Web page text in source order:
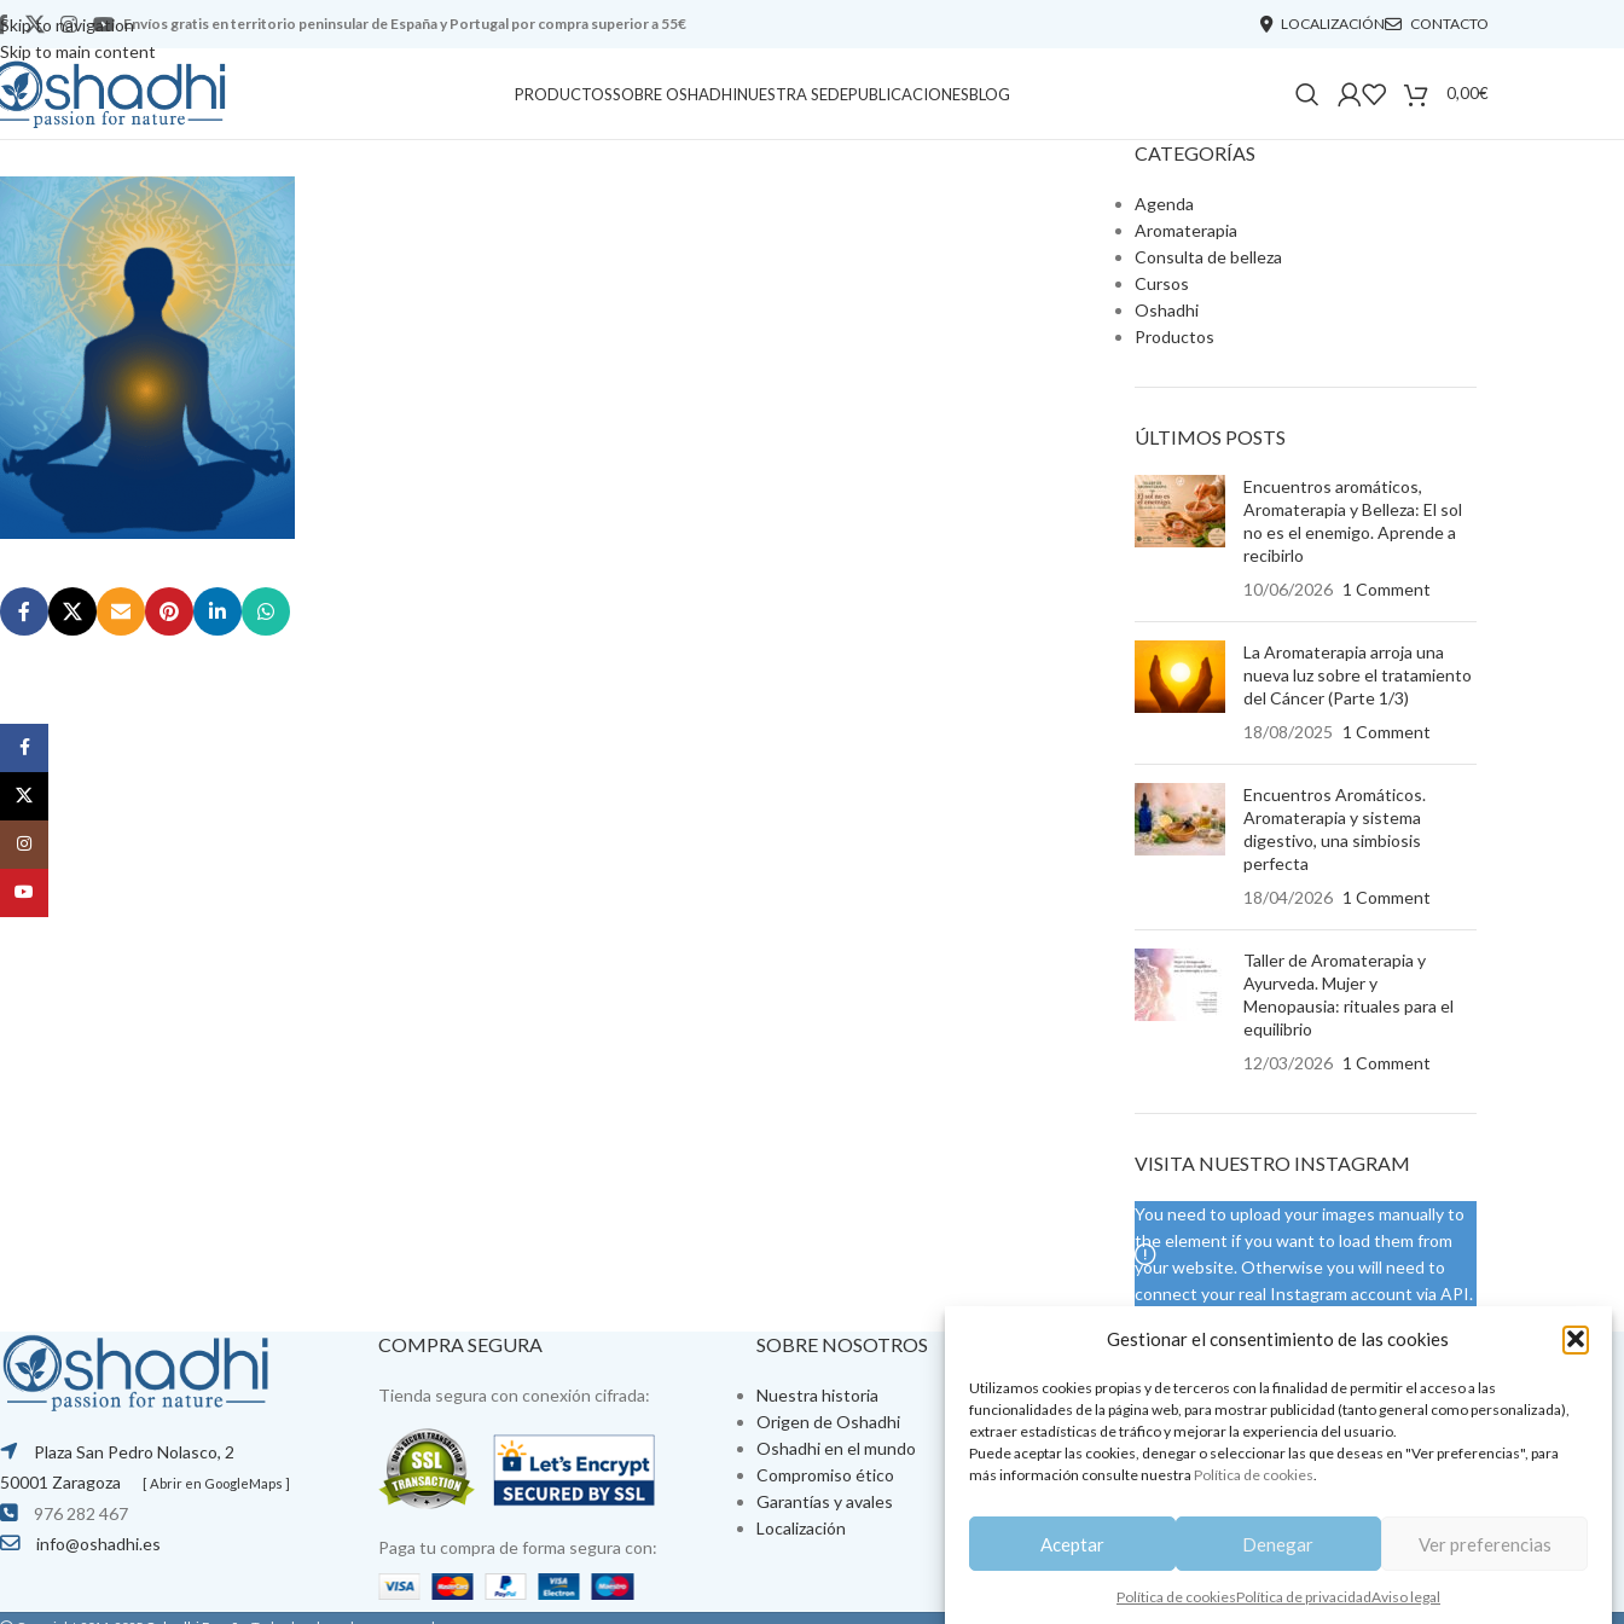
Gestionar el consentimiento de las cookies
Utilizamos cookies propias y de terceros con la finalidad de permitir el acceso a las
funcionalidades de la página web, para mostrar publicidad (tanto general como personalizada),
extraer estadísticas de tráfico y mejorar la experiencia del usuario.
Puede aceptar las cookies, denegar o seleccionar las que deseas en "Ver preferencias", para
más información consulte nuestra Política de cookies.
Aceptar Denegar Ver preferencias
Política de cookiesPolítica de privacidadAviso legal
Skip to navigation
Skip to main content
Envíos gratis en territorio peninsular de España y Portugal por compra superior a 55€ LOCALIZACIÓN CONTACTO
PRODUCTOSSOBRE OSHADHINUESTRA SEDEPUBLICACIONESBLOG 0,00€
CATEGORÍAS
Agenda
Aromaterapia
Consulta de belleza
Cursos
Oshadhi
Productos
ÚLTIMOS POSTS
Encuentros aromáticos,
Aromaterapia y Belleza: El sol
no es el enemigo. Aprende a
recibirlo
10/06/2026 1 Comment
La Aromaterapia arroja una
nueva luz sobre el tratamiento
del Cáncer (Parte 1/3)
18/08/2025 1 Comment
Encuentros Aromáticos.
Aromaterapia y sistema
digestivo, una simbiosis
perfecta
18/04/2026 1 Comment
Taller de Aromaterapia y
Ayurveda. Mujer y
Menopausia: rituales para el
equilibrio
12/03/2026 1 Comment
VISITA NUESTRO INSTAGRAM
You need to upload your images manually to
the element if you want to load them from
your website. Otherwise you will need to
connect your real Instagram account via API.
Plaza San Pedro Nolasco, 2
50001 Zaragoza
[ Abrir en GoogleMaps ]
976 282 467
info@oshadhi.es
COMPRA SEGURA
Tienda segura con conexión cifrada:
Paga tu compra de forma segura con:
SOBRE NOSOTROS
Nuestra historia
Origen de Oshadhi
Oshadhi en el mundo
Compromiso ético
Garantías y avales
Localización
VISÍTA NUESTRA SEDE
Tienda física
Talleres de aromaterapia
Tratamientos de belleza
Ayurveda
Aromaterapia y bienestar
CONDICIONES DE USO
Condiciones generales
Cambios y devoluciones
Formas de pago
Formas de envío